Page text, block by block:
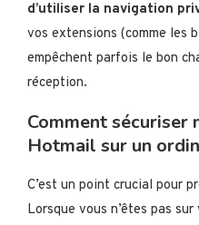
d’utiliser la navigation
vos extensions (comme les
empêchent parfois le bon
réception.
Comment sécuriser
Hotmail sur un
C’est un point crucial pour
Lorsque vous n’êtes pas